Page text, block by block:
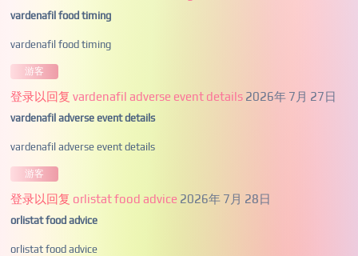
vardenafil food timing
vardenafil food timing
游客
登录以回复 vardenafil adverse event details 2026年 7月 27日
vardenafil adverse event details
vardenafil adverse event details
游客
登录以回复 orlistat food advice 2026年 7月 28日
orlistat food advice
orlistat food advice